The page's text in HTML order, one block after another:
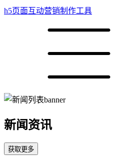
h5页面互动营销制作工具
新闻资讯
获取更多